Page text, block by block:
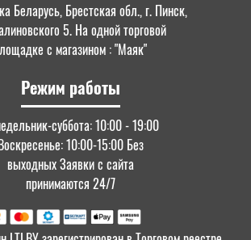
Беларусь, Брестская обл., г. Пинск,
5. На одной торговой
с магазином : "Маяк"
Режим работы
суббота: 10:00 - 19:00
10:00-15:00 Без
выходных Заявки с сайта
принимаются 24/7